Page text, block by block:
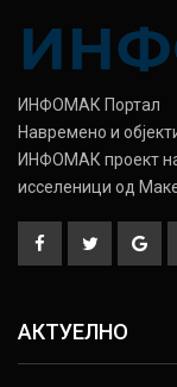
ИНФОМАК Портал
Навремено и
ИНФОМАК проект
исселеници од
АКТУЕЛНО